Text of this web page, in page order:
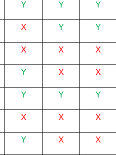
Y Y Y
X Y Y
X X X
Y X X
Y Y Y
X X X
Y X X